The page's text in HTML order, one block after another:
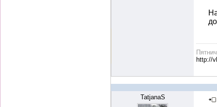
http://
TatjanaS